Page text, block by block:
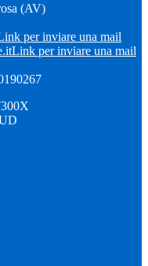
(AV)
per inviare una mail
Link per inviare una mail